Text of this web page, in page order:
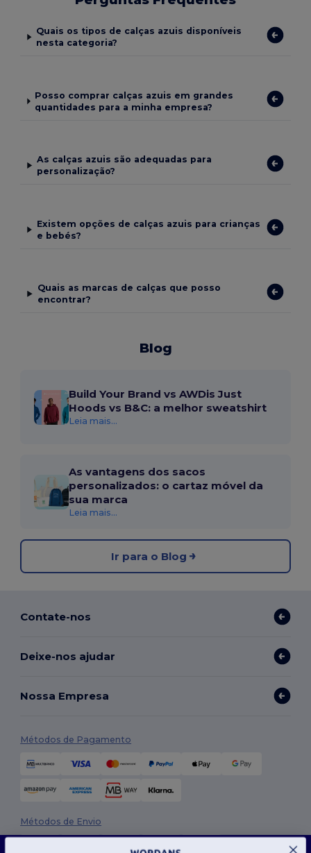
Quais os tipos de calças azuis disponíveis
nesta categoria?
Posso comprar calças azuis em grandes
quantidades para a minha empresa?
As calças azuis são adequadas para
personalização?
Existem opções de calças azuis para crianças
e bebés?
Quais as marcas de calças que posso
encontrar?
Blog
Build Your Brand vs AWDis Just
Hoods vs B&C: a melhor sweatshirt
Leia mais...
As vantagens dos sacos
personalizados: o cartaz móvel da
sua marca
Leia mais...
Ir para o Blog
Contate-nos
Deixe-nos ajudar
Nossa Empresa
Métodos de Pagamento
Métodos de Envio